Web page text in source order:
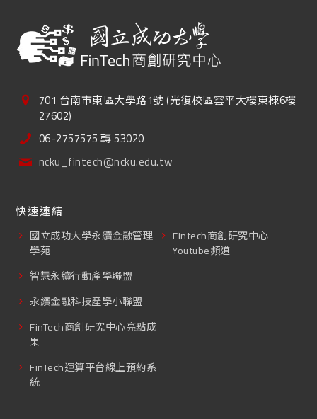
701 台南市東區大學路1號 (光復校區雲平大樓東棟6樓
27602)
06-2757575 轉 53020
ncku_fintech@ncku.edu.tw
快速連結
國立成功大學永續金融管理
學苑
智慧永續行動產學聯盟
永續金融科技產學小聯盟
FinTech商創研究中心亮點成
果
FinTech運算平台線上預約系
統
Fintech商創研究中心
Youtube頻道